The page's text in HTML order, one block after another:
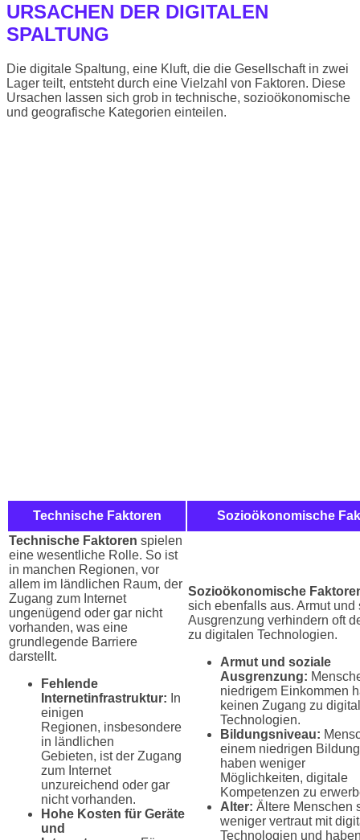
URSACHEN DER DIGITALEN
SPALTUNG
Die digitale Spaltung, eine Kluft, die die Gesellschaft in zwei
Lager teilt, entsteht durch eine Vielzahl von Faktoren. Diese
Ursachen lassen sich grob in technische, sozioökonomische
und geografische Kategorien einteilen.
Technische Faktoren
Sozioökonomische
Technische Faktoren spielen
eine wesentliche Rolle. So ist
in manchen Regionen, vor
allem im ländlichen Raum, der
Zugang zum Internet
ungenügend oder gar nicht
vorhanden, was eine
grundlegende Barriere
darstellt.
Fehlende
Internetinfrastruktur: In
einigen
Regionen, insbesondere
in ländlichen
Gebieten, ist der Zugang
zum Internet
unzureichend oder gar
nicht vorhanden.
Hohe Kosten für Geräte
und
Sozioökonomische
sich ebenfalls aus. Armut und
Ausgrenzung verhindern oft
zu digitalen Technologien.
Armut und soziale
Ausgrenzung:
niedrigem Einkommen
keinen Zugang zu
Technologien.
Bildungsniveau:
einem niedrigen
haben weniger
Möglichkeiten, digitale
Kompetenzen zu
Alter: Ältere Menschen
weniger vertraut mit
Technologien und